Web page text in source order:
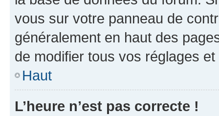
vous sur votre panneau de
généralement en haut des
de modifier tous vos réglages
Haut
L’heure n’est pas correcte !